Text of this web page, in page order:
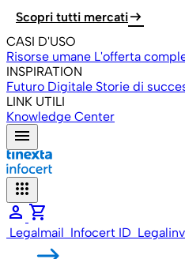
Scopri tutti mercatiarrow_right_alt
CASI D'USO
Risorse umane L'offerta
INSPIRATION
Futuro Digitale Storie di
LINK UTILI
Knowledge Center
menu
apps
person shopping_cart
Legalmail Infocert ID